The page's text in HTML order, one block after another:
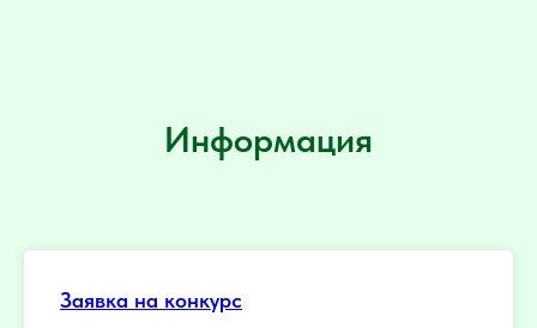
Информация
Заявка на конкурс